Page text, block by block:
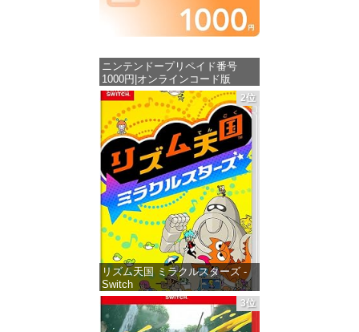
ニンテンドープリペイド番号
1000円|オンラインコード版
価格：¥1,000
2位
リズム天国 ミラクルスターズ -
Switch
価格：¥5,645
3位